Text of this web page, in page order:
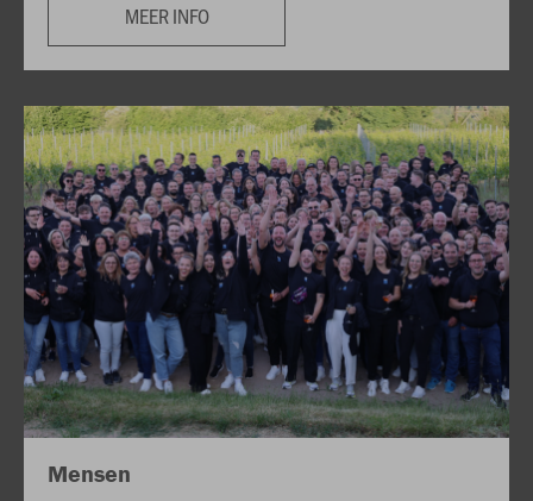
MEER INFO
Mensen